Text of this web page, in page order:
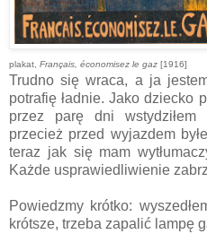
plakat, Français, économisez le gaz [1916]
Trudno się wraca, a ja
potrafię ładnie. Jako dziecko
przez parę dni
przecież przed wyjazdem
teraz jak się mam
Każde usprawiedliwienie
Powiedzmy krótko:
krótsze, trzeba zapalić lampę